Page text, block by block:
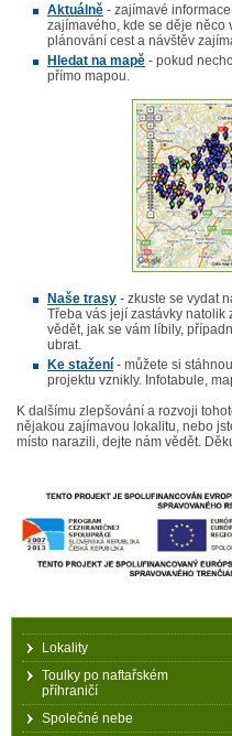
Aktuálně - zajímavé
zajímavého, kde se děje něco
plánování cest a návštěv
Hledat na mapě - pokud
přímo mapou.
Naše trasy - zkuste se vydat
Třeba vás její zastávky natolik
vědět, jak se vám líbily,
ubrat.
Ke stažení - můžete si
projektu vznikly. Infotabule,
K dalšímu zlepšování a rozvoji
nějakou zajímavou lokalitu, nebo
místo narazili, dejte nám vědět.
Lokality
Toulky po naftařském
příhraničí
Společné nebe